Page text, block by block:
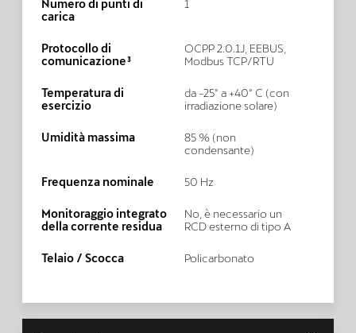
Numero di punti di
carica
1
Protocollo di
comunicazione³
OCPP 2.0.1J, EEBUS,
Modbus TCP/RTU
Temperatura di
esercizio
da -25° a +40° C (con
irradiazione solare)
Umidità massima
85 % (non
condensante)
Frequenza nominale 50 Hz
Monitoraggio integrato
della corrente residua
No, è necessario un
RCD esterno di tipo A
Telaio / Scocca Policarbonato